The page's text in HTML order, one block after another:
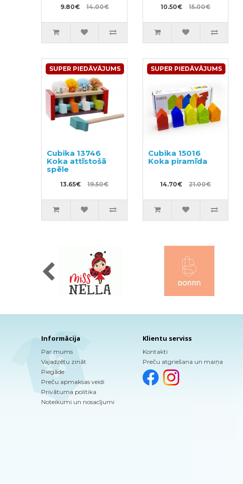
9.80€ 14.00€ 10.50€ 15.00€
SUPER PIEDĀVĀJUMS
Cubika 13746
Koka attīstošā
spēle
13.65€ 19.50€
SUPER PIEDĀVĀJUMS
Cubika 15016
Koka piramīda
14.70€ 21.00€
Informācija
Par mums
Vajadzētu zināt
Piegāde
Preču apmaksas veidi
Privātuma politika
Noteikumi un nosacījumi
Klientu serviss
Kontakti
Preču atgriešana un maiņa